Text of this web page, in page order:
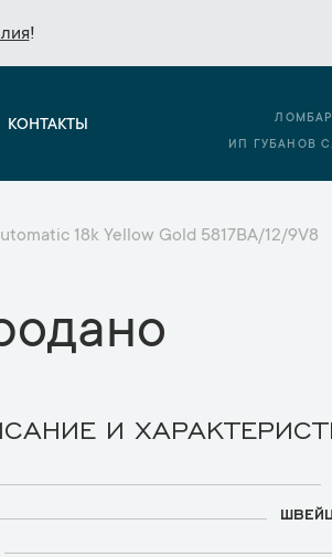
!!
КОНТАКТЫ
ИП ГУБАНОВ
18k Yellow Gold 5817BA/12/9V8
И